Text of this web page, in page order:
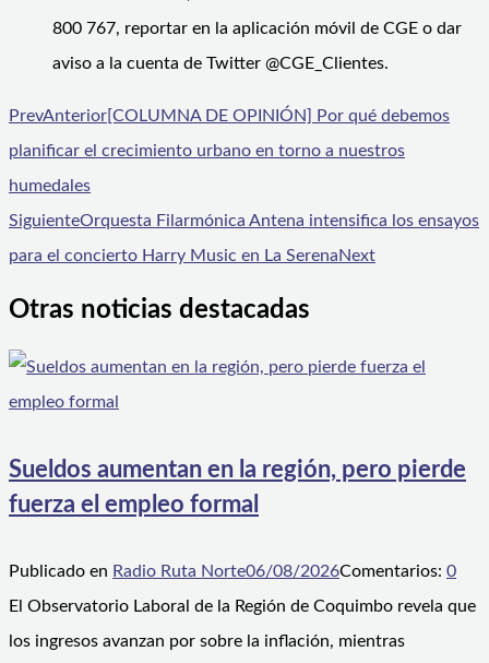
800 767, reportar en la aplicación móvil de CGE o dar
aviso a la cuenta de Twitter @CGE_Clientes.
PrevAnterior[COLUMNA DE OPINIÓN] Por qué debemos
planificar el crecimiento urbano en torno a nuestros
humedales
SiguienteOrquesta Filarmónica Antena intensifica los ensayos
para el concierto Harry Music en La SerenaNext
Otras noticias destacadas
Sueldos aumentan en la región, pero pierde
fuerza el empleo formal
Publicado en Radio Ruta Norte06/08/2026Comentarios: 0
El Observatorio Laboral de la Región de Coquimbo revela que
los ingresos avanzan por sobre la inflación, mientras